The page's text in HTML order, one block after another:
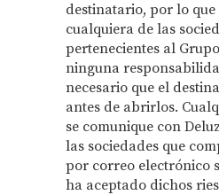
destinatario, por lo que
cualquiera de las
pertenecientes al
ninguna
necesario que el
antes de abrirlos.
se comunique con
las sociedades que
por correo electrónico
ha aceptado dichos